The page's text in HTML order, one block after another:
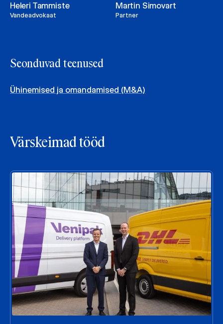
Heleri Tammiste
Vandeadvokaat
Martin Simovart
Partner
Seonduvad teenused
Ühinemised ja omandamised (M&A)
Värskeimad tööd